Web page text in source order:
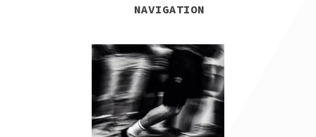
NAVIGATION